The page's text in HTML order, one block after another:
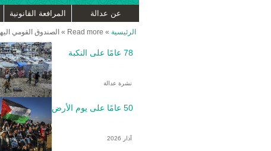
عن عدالة المرافعة القانونية
الرئيسية »
Read more
» الصندوق القومي
78 عامًا على النكبة
نشرة عدالة
50 عامًا على يوم الأرض
آذار 2026